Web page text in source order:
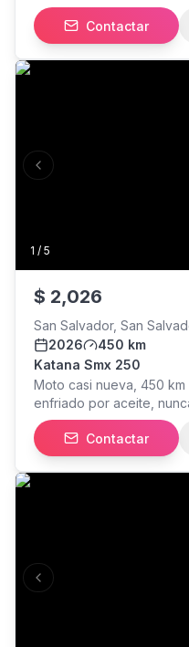
Más información al número
Contactar
1 / 5
Previous slide
$ 2,026
San Salvador, San
2026
450 km
Katana Smx 250
Moto casi nueva, 450
enfriado por aceite,
motor 250 cc, electronica
Contactar
Previous slide